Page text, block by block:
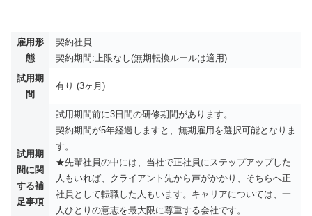
雇用形
態
契約社員
契約期間:上限なし(無期転換ルールは適用)
試用期
間
有り (3ヶ月)
試用期
間に関
する補
足事項
試用期間前に3日間の研修期間があります。
契約期間が5年経過しますと、無期雇用を選択可能となりま
す。
★先輩社員の中には、当社で正社員にステップアップした
人もいれば、クライアント先から声がかかり、そちらへ正
社員として転職した人もいます。キャリアについては、一
人ひとりの意志を最大限に尊重する会社です。